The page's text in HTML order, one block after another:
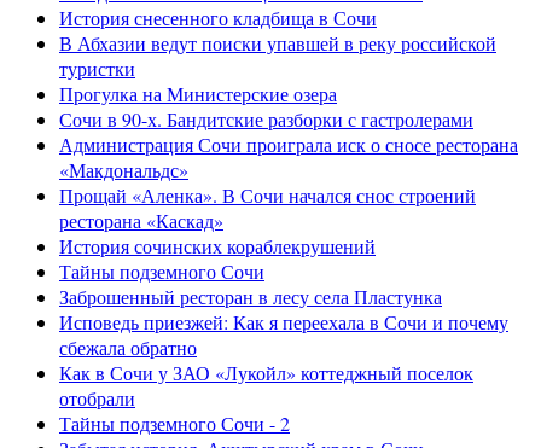
История снесенного кладбища в Сочи
В Абхазии ведут поиски упавшей в реку российской
туристки
Прогулка на Министерские озера
Сочи в 90-х. Бандитские разборки с гастролерами
Администрация Сочи проиграла иск о сносе ресторана
«Макдональдс»
Прощай «Аленка». В Сочи начался снос строений
ресторана «Каскад»
История сочинских кораблекрушений
Тайны подземного Сочи
Заброшенный ресторан в лесу села Пластунка
Исповедь приезжей: Как я переехала в Сочи и почему
сбежала обратно
Как в Сочи у ЗАО «Лукойл» коттеджный поселок
отобрали
Тайны подземного Сочи - 2